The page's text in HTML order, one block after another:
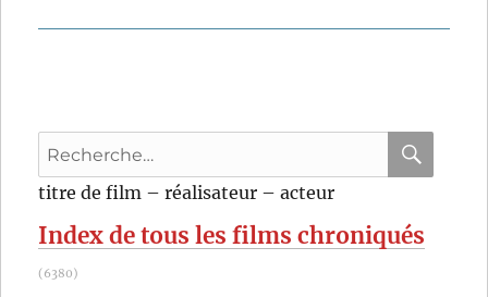
Recherche
pour
:
titre de film – réalisateur – acteur
Index de tous les films chroniqués
(6380)